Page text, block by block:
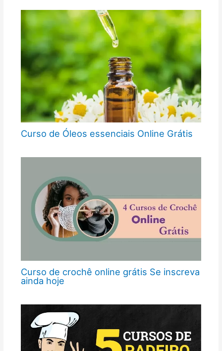
Curso de Óleos essenciais Online Grátis
Curso de crochê online grátis Se inscreva
ainda hoje